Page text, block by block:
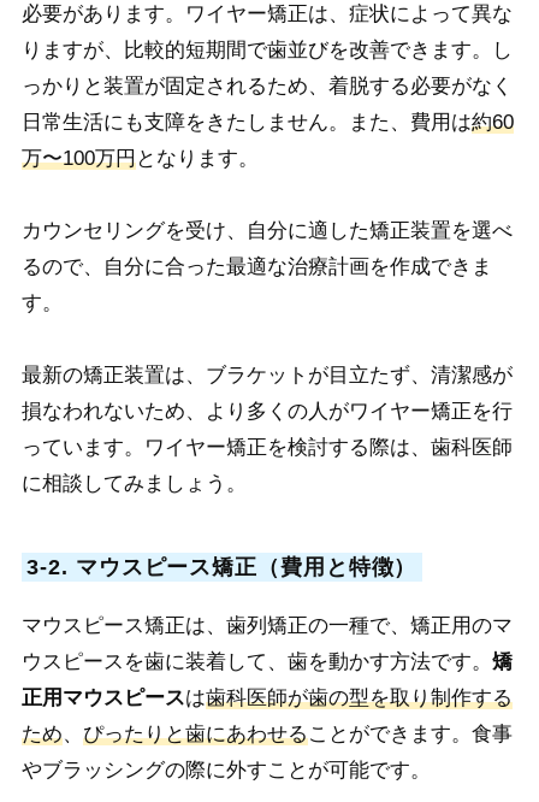
必要があります。
ワイヤー矯正は、症状によって異な
りますが、比較的短期間で歯並びを改善できます。し
っかりと装置が固定されるため、着脱する必要がなく
日常生活にも支障をきたしません。また、費用は約60
万〜100万円となります。
カウンセリングを受け、自分に適した矯正装置を選べ
るので、自分に合った最適な治療計画を作成できま
す。
最新の矯正装置は、ブラケットが目立たず、清潔感が
損なわれないため、より多くの人がワイヤー矯正を行
っています。ワイヤー矯正を検討する際は、歯科医師
に相談してみましょう。
3-2. マウスピース矯正（費用と特徴）
マウスピース矯正は、歯列矯正の一種で、矯正用のマ
ウスピースを歯に装着して、歯を動かす方法です。 矯
正用マウスピースは歯科医師が歯の型を取り制作する
ため、 ぴったりと歯にあわせることができます。食事
やブラッシングの際に外すことが可能です。